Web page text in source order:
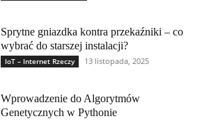
Sprytne gniazdka kontra przekaźniki – co
wybrać do starszej instalacji?
IoT – Internet Rzeczy 13 listopada, 2025
Wprowadzenie do Algorytmów
Genetycznych w Pythonie